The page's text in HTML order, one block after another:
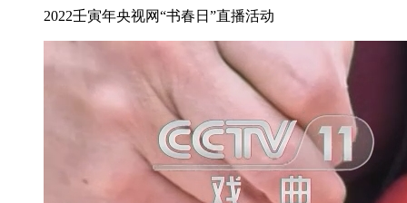
2022壬寅年央视网“书春日”直播活动